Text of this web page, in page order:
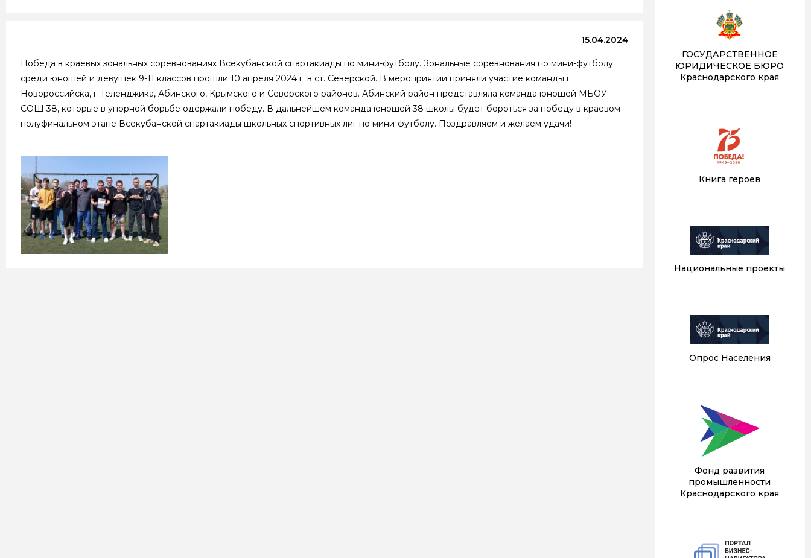
15.04.2024
Победа в краевых зональных соревнованиях Всекубанской спартакиады по мини-футболу. Зональные соревнования по мини-футболу
среди юношей и девушек 9-11 классов прошли 10 апреля 2024 г. в ст. Северской. В мероприятии приняли участие команды г.
Новороссийска, г. Геленджика, Абинского, Крымского и Северского районов. Абинский район представляла команда юношей МБОУ
СОШ 38, которые в упорной борьбе одержали победу. В дальнейшем команда юношей 38 школы будет бороться за победу в краевом
полуфинальном этапе Всекубанской спартакиады школьных спортивных лиг по мини-футболу. Поздравляем и желаем удачи!
ГОСУДАРСТВЕННОЕ
ЮРИДИЧЕСКОЕ БЮРО
Краснодарского края
Книга героев
Национальные проекты
Опрос Населения
Фонд развития
промышленности
Краснодарского края